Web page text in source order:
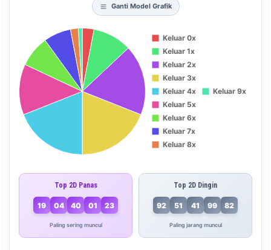
Ganti Model Grafik
Top 2D Panas
19 04 40 01 23
Paling sering muncul
Top 2D Dingin
92 51 41 99 82
Paling jarang muncul